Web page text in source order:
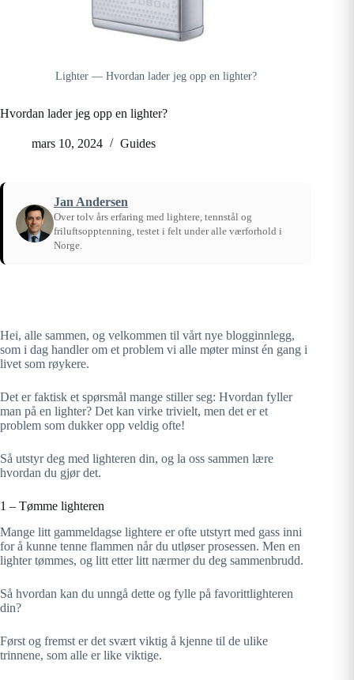
Lighter — Hvordan lader jeg opp en lighter?
Hvordan lader jeg opp en lighter?
mars 10, 2024 Guides
Jan Andersen
Over tolv års erfaring med lightere, tennstål og
friluftsopptenning, testet i felt under alle værforhold i
Norge.
Hei, alle sammen, og velkommen til vårt nye blogginnlegg,
som i dag handler om et problem vi alle møter minst én gang i
livet som røykere.
Det er faktisk et spørsmål mange stiller seg: Hvordan fyller
man på en lighter? Det kan virke trivielt, men det er et
problem som dukker opp veldig ofte!
Så utstyr deg med lighteren din, og la oss sammen lære
hvordan du gjør det.
1 – Tømme lighteren
Mange litt gammeldagse lightere er ofte utstyrt med gass inni
for å kunne tenne flammen når du utløser prosessen. Men en
lighter tømmes, og litt etter litt nærmer du deg sammenbrudd.
Så hvordan kan du unngå dette og fylle på favorittlighteren
din?
Først og fremst er det svært viktig å kjenne til de ulike
trinnene, som alle er like viktige.